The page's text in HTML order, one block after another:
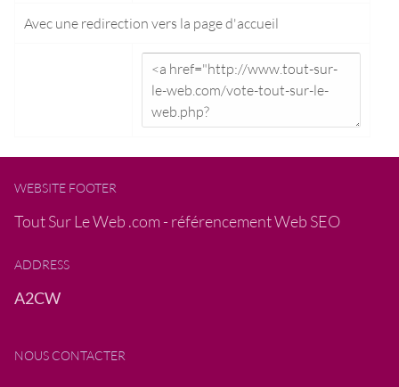
Avec une redirection vers la page d'accueil
WEBSITE FOOTER
Tout Sur Le Web .com - référencement Web SEO
ADDRESS
A2CW
NOUS CONTACTER